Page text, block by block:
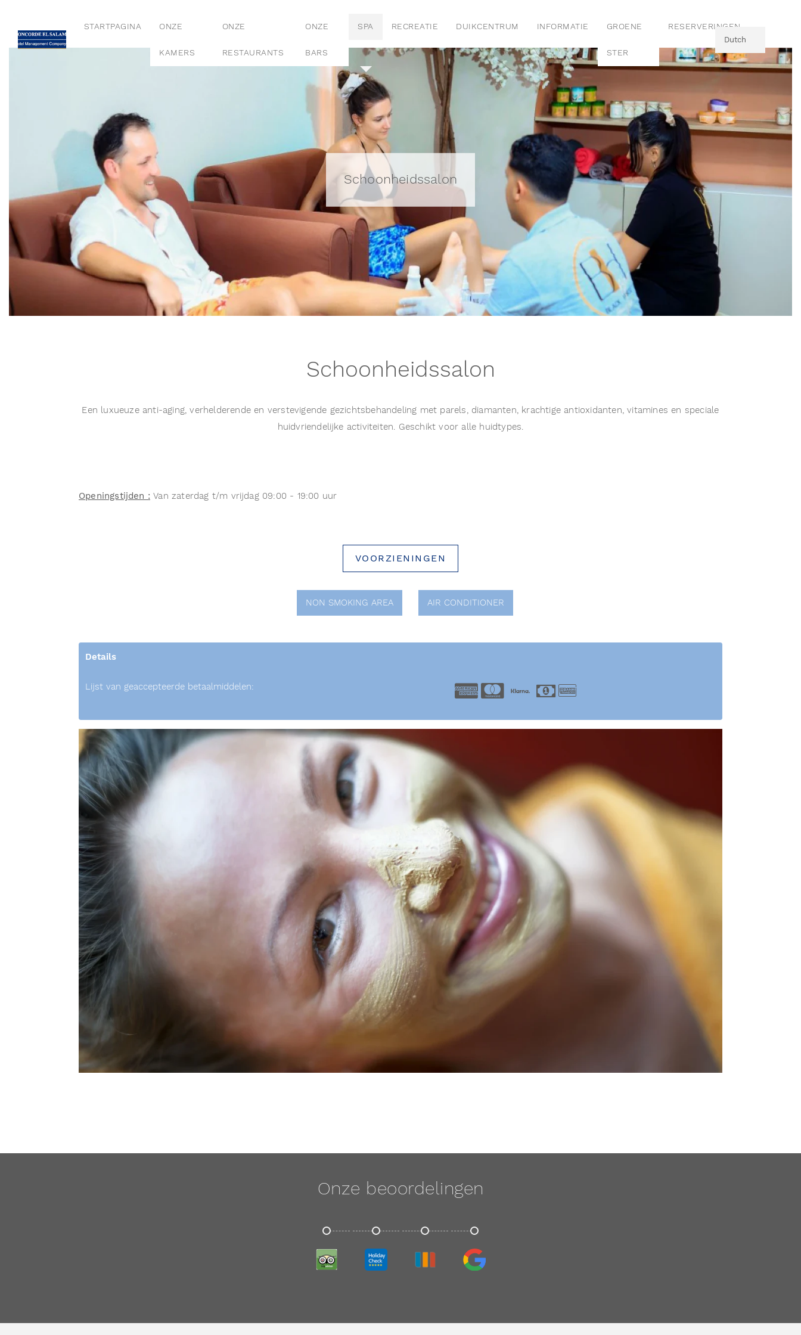
STARTPAGINA ONZE
KAMERS
ONZE
RESTAURANTS
ONZE
BARS
SPA RECREATIE DUIKCENTRUM INFORMATIE GROENE
STER
RESERVERINGEN
Dutch
EnglishDutch
FrenchDutch
ItalianDutch
Schoonheidssalon
Schoonheidssalon
Een luxueuze anti-aging, verhelderende en verstevigende gezichtsbehandeling met parels, diamanten, krachtige antioxidanten, vitamines en speciale
huidvriendelijke activiteiten. Geschikt voor alle huidtypes.
Openingstijden : Van zaterdag t/m vrijdag 09:00 - 19:00 uur
VOORZIENINGEN
NON SMOKING AREA AIR CONDITIONER
Details
Lijst van geaccepteerde betaalmiddelen: American Express
Master Card
EC Cash
Cash
Onze beoordelingen